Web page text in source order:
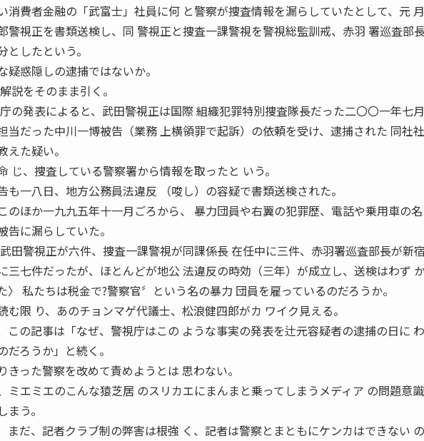
消費者金融の「武富士」社員に何 と警察が捜査情報を漏らしていたとして、元
警視正を書類送検し、同 警視正と捜査一課警視を警視総監訓戒、赤羽 署巡査部
としたという。
疑惑隠しの逮捕ではないか。
説をそのまま引く。
庁の発表によると、武田警視正は国際 組織犯罪特別捜査隊長だった二〇〇一年七
当だった中川一博被告（業務 上横領罪で起訴）の依頼を受け、逮捕された 同社
えた疑い。
じ、捜査している警察署から情報を取ったと いう。
も一八日、地方公務員法違反 （唆し）の容疑で書類送検された。
のほか一九九五年十一月ごろから、 暴力団員や右翼の犯罪歴、電話や乗用車の
告に漏らしていた。
田警視正が六件、捜査一課警視が同課係長 在任中に三件、赤羽署巡査部長が新
三七件だったが、ほとんどが地公 法違反の時効（三年）が成立し、送検はわず
〉 私たちは税金で?警察官〞という名の暴力 団員を雇っているのだろうか。
む限 り、あのチョンマゲ代議士、松浪健四郎がカ ワイク見える。
この記事は「なぜ、警視庁はこの ような事実の発表を辻元容疑者の逮捕の日に
だろうか」と続く。
きった警察を改めて責めようとは 思わない。
ミエミエのこんな猿芝居 のスリカエにまんまと乗ってしまうメディア の問題意
まう。
まだ、記者クラブ制の弊害は根強 く、記者は警察とまともにケンカはできない